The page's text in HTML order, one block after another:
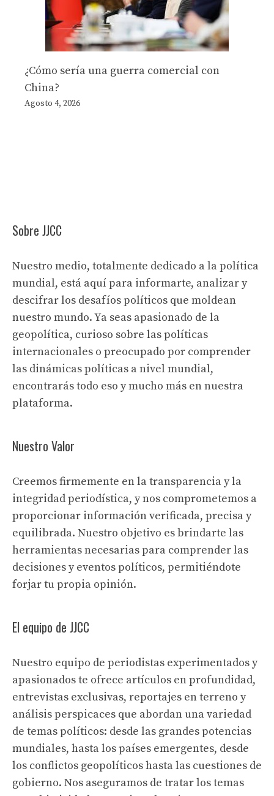
¿Cómo sería una guerra comercial con
China?
Agosto 4, 2026
Sobre JJCC
Nuestro medio, totalmente dedicado a la política
mundial, está aquí para informarte, analizar y
descifrar los desafíos políticos que moldean
nuestro mundo. Ya seas apasionado de la
geopolítica, curioso sobre las políticas
internacionales o preocupado por comprender
las dinámicas políticas a nivel mundial,
encontrarás todo eso y mucho más en nuestra
plataforma.
Nuestro Valor
Creemos firmemente en la transparencia y la
integridad periodística, y nos comprometemos a
proporcionar información verificada, precisa y
equilibrada. Nuestro objetivo es brindarte las
herramientas necesarias para comprender las
decisiones y eventos políticos, permitiéndote
forjar tu propia opinión.
El equipo de JJCC
Nuestro equipo de periodistas experimentados y
apasionados te ofrece artículos en profundidad,
entrevistas exclusivas, reportajes en terreno y
análisis perspicaces que abordan una variedad
de temas políticos: desde las grandes potencias
mundiales, hasta los países emergentes, desde
los conflictos geopolíticos hasta las cuestiones de
gobierno. Nos aseguramos de tratar los temas